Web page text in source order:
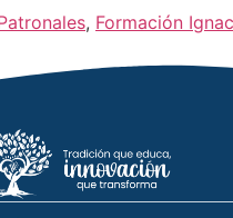
, Formación